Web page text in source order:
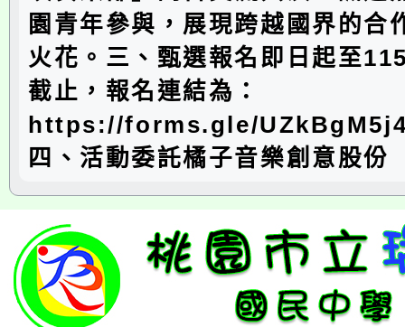
園青年參與，展現跨越國界的合
火花。三、甄選報名即日起至
截止，報名連結為：
https://forms.gle/
四、活動委託橘子音樂創意股份